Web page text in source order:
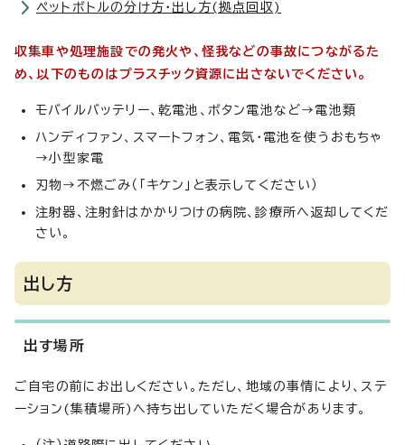
ペットボトルの分け方・出し方(拠点回収)
収集車や処理施設での発火や、怪我などの事故につながるた
め、以下のものはプラスチック資源に出さないでください。
モバイルバッテリー、乾電池、ボタン電池など→電池類
ハンディファン、スマートフォン、電気・電池を使うおもちゃ
→小型家電
刃物→不燃ごみ（「キケン」と表示してください）
注射器、注射針はかかりつけの病院、診療所へ返却してくだ
さい。
出し方
出す場所
ご自宅の前にお出しください。ただし、地域の事情により、ステ
ーション(集積場所)へ持ち出していただく場合があります。